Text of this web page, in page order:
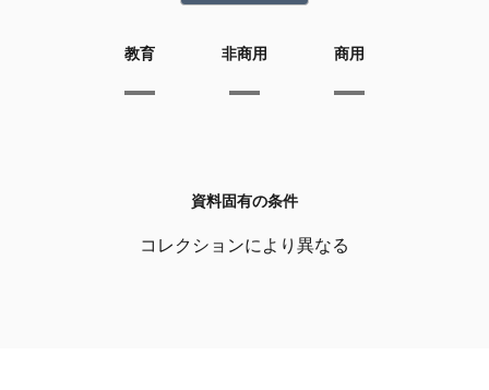
教育 非商用 商用
資料固有の条件
コレクションにより異なる